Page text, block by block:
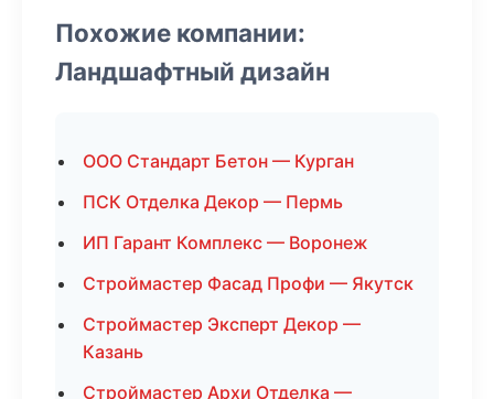
Похожие компании:
Ландшафтный дизайн
ООО Стандарт Бетон — Курган
ПСК Отделка Декор — Пермь
ИП Гарант Комплекс — Воронеж
Строймастер Фасад Профи — Якутск
Строймастер Эксперт Декор —
Казань
Строймастер Архи Отделка —